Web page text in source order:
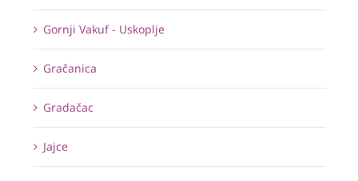
Gornji Vakuf - Uskoplje
Gračanica
Gradačac
Jajce